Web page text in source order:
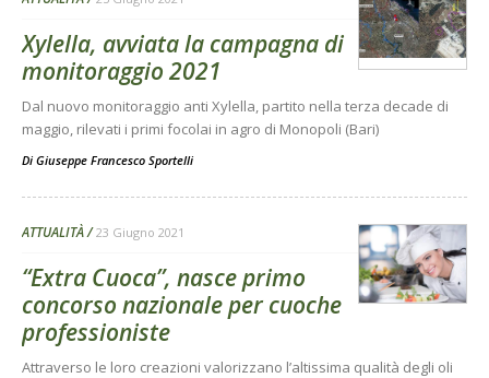
Xylella, avviata la campagna di
monitoraggio 2021
Dal nuovo monitoraggio anti Xylella, partito nella terza decade di
maggio, rilevati i primi focolai in agro di Monopoli (Bari)
Di Giuseppe Francesco Sportelli
ATTUALITÀ 23 Giugno 2021
“Extra Cuoca”, nasce primo
concorso nazionale per cuoche
professioniste
Attraverso le loro creazioni valorizzano l’altissima qualità degli oli